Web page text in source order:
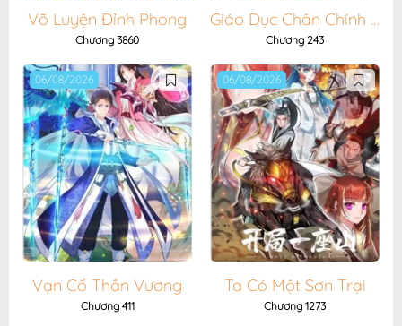
Võ Luyện Đỉnh Phong
Chương 3860
Giáo Dục Chân Chính - Get Schooled
Chương 243
06/08/2026
Vạn Cổ Thần Vương
Chương 411
06/08/2026
Ta Có Một Sơn Trại
Chương 1273